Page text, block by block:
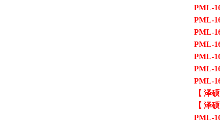
PML-
PML-
PML-
PML-
PML-
PML-
PML-
【 泽
【 泽
PML-